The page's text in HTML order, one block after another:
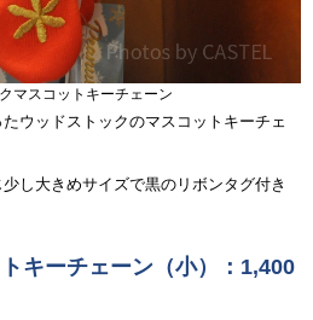
マスコットキーチェーン
ウッドストックのマスコットキーチェ
し大きめサイズで黒のリボンタグ付き
キーチェーン（小）：1,400